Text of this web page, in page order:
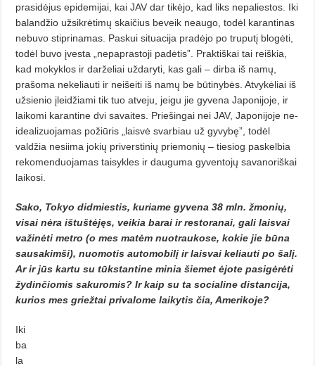
prasidėjus epi­demijai, kai JAV dar tikėjo, kad liks nepaliestos. Iki
balandžio užsi­krė­timų skaičius beveik neaugo, to­dėl karantinas
nebuvo stiprinamas. Paskui situacija pradėjo po truputį blogėti,
todėl buvo įvesta „nepaprastoji padėtis”. Praktiškai tai reiškia,
kad mokyklos ir darželiai uždaryti, kas gali – dirba iš namų,
prašoma ne­keliauti ir neišeiti iš namų be būtinybės. Atvykėliai iš
užsienio įleidžiami tik tuo atveju, jeigu jie gyvena Japo­nijoje, ir
laikomi karantine dvi savai­tes. Priešingai nei JAV, Japonijoje ne­
idealizuojamas požiūris „laisvė svarbiau už gyvybę”, todėl
valdžia nesiima jokių priverstinių priemonių – tiesiog paskelbia
rekomenduojamas taisykles ir dauguma gyventojų sava­noriškai
laikosi.
Sako, Tokyo didmiestis, kuria­me gyvena 38 mln. žmonių,
visai nėra ištuštėjęs, veikia barai ir restoranai, gali laisvai
važinėti metro (o mes matėm nuotraukose, kokie jie būna
sausakimši), nuomo­tis automobilį ir laisvai keliauti po šalį.
Ar ir jūs kartu su tūks­tantine minia šiemet ėjote pasigė­rėti
žydinčiomis sakuromis? Ir kaip su ta socialine distancija,
ku­rios mes griežtai privalome laiky­tis čia, Amerikoje?
Iki
ba
la